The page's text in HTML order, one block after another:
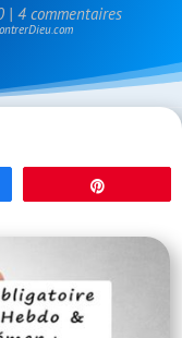
| 4 commentaires